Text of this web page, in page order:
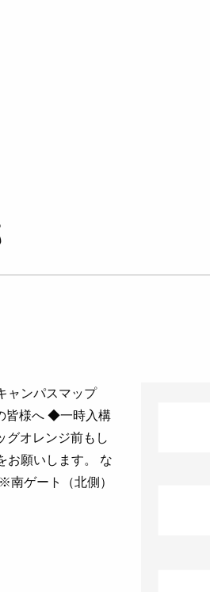
ャンパスマップ
皆様へ ◆一時入構
グオレンジ前もし
お願いします。 な
南ゲート（北側）